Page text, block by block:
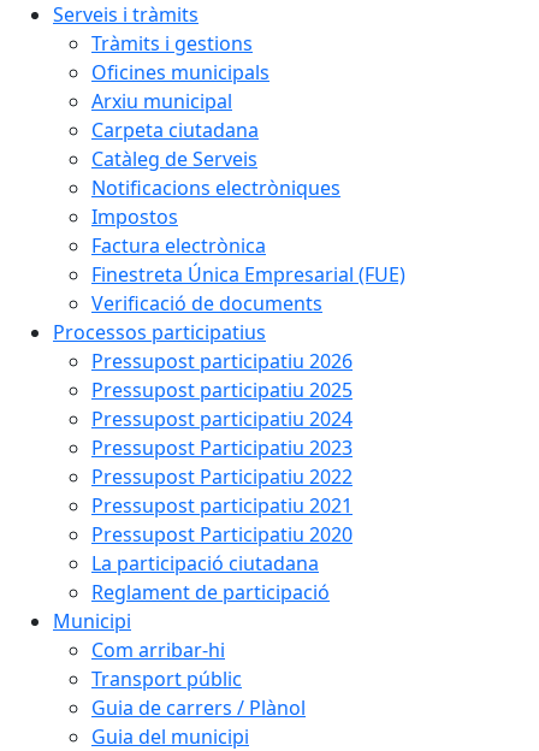
Serveis i tràmits
Tràmits i gestions
Oficines municipals
Arxiu municipal
Carpeta ciutadana
Catàleg de Serveis
Notificacions electròniques
Impostos
Factura electrònica
Finestreta Única Empresarial (FUE)
Verificació de documents
Processos participatius
Pressupost participatiu 2026
Pressupost participatiu 2025
Pressupost participatiu 2024
Pressupost Participatiu 2023
Pressupost Participatiu 2022
Pressupost participatiu 2021
Pressupost Participatiu 2020
La participació ciutadana
Reglament de participació
Municipi
Com arribar-hi
Transport públic
Guia de carrers / Plànol
Guia del municipi